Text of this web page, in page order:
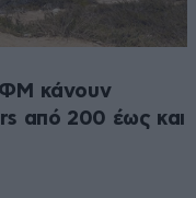
κάνουν
από 200 έως και